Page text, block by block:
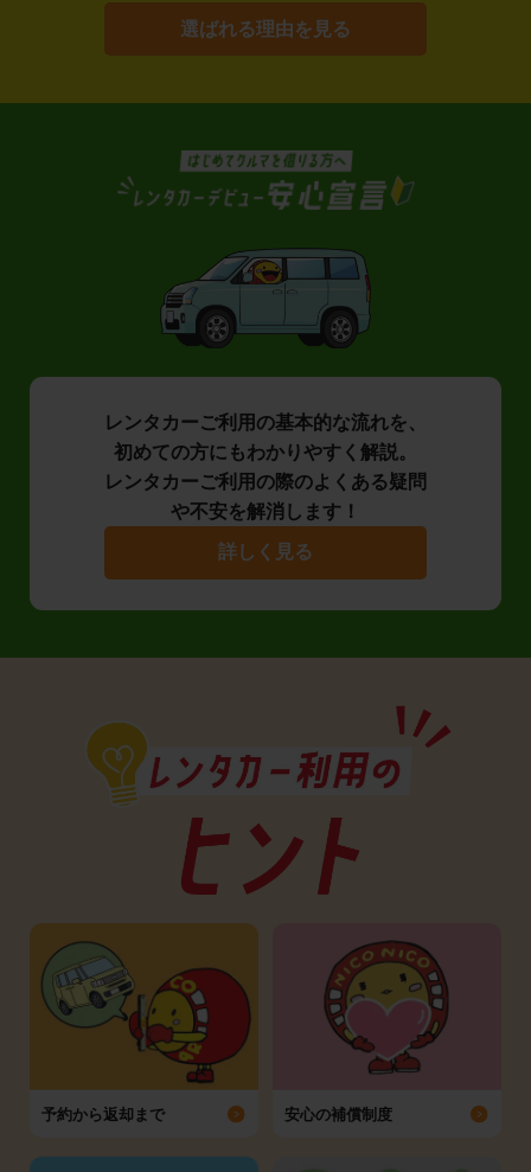
選ばれる理由を見る
レンタカーご利用の基本的な流れを、
初めての方にもわかりやすく解説。
レンタカーご利用の際のよくある疑問
や不安を解消します！
詳しく見る
予約から返却まで 安心の補償制度